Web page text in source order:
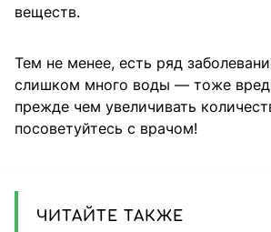
веществ.
Тем не менее, есть ряд
слишком много воды — тоже
прежде чем увеличивать
посоветуйтесь с врачом!
ЧИТАЙТЕ ТАКЖЕ